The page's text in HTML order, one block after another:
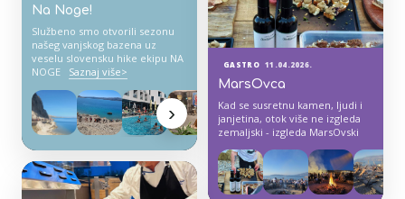
Na Noge!
Službeno smo otvorili sezonu
našeg vanjskog bazena uz
veselu slovensku hike ekipu NA
NOGE
Saznaj više>
›
GASTRO 11.04.2026.
MarsOvca
Kad se susretnu kamen, ljudi i
janjetina, otok više ne izgleda
zemaljski - izgleda MarsOvski